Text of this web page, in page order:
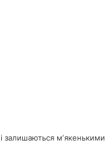
залишаються мʼякенькими